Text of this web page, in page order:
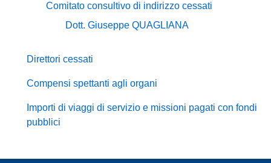
Comitato consultivo di indirizzo cessati
Dott. Giuseppe QUAGLIANA
Direttori cessati
Compensi spettanti agli organi
Importi di viaggi di servizio e missioni pagati con fondi
pubblici